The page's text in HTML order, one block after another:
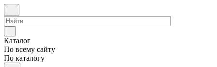
Каталог
По всему сайту
По каталогу